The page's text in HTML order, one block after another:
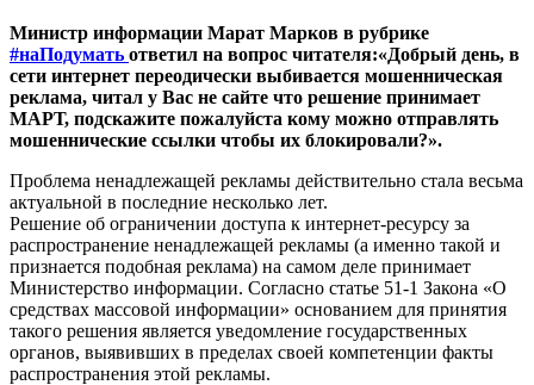
Министр информации Марат Марков в рубрике
#наПодумать ответил на вопрос читателя:«Добрый день, в
сети интернет переодически выбивается мошенническая
реклама, читал у Вас не сайте что решение принимает
МАРТ, подскажите пожалуйста кому можно отправлять
мошеннические ссылки чтобы их блокировали?».
Проблема ненадлежащей рекламы действительно стала весьма
актуальной в последние несколько лет.
Решение об ограничении доступа к интернет-ресурсу за
распространение ненадлежащей рекламы (а именно такой и
признается подобная реклама) на самом деле принимает
Министерство информации. Согласно статье 51-1 Закона «О
средствах массовой информации» основанием для принятия
такого решения является уведомление государственных
органов, выявивших в пределах своей компетенции факты
распространения этой рекламы.